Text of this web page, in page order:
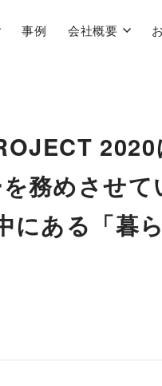
事例 会社概要
2020
務めさせ
にある「暮